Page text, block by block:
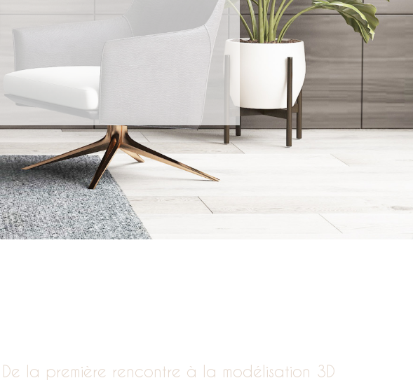
De la première rencontre à la modélisation 3D